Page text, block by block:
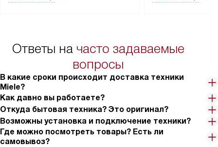
в условиях
Ответы на часто задаваемые
вопросы
В какие сроки происходит доставка техники
Miele?
Как давно вы работаете?
Откуда бытовая техника? Это оригинал?
Возможны установка и подключение техники?
Где можно посмотреть товары? Есть ли
самовывоз?